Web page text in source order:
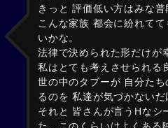
きっと 評価低い方はみな普
こんな家族 都会に紛れて
いかな。
法律で決められた形だけが
私はとても考えさせられる
世の中のタブーが 自分た
るのを 私達が気づかないだ
それと 皆さんが言うHな